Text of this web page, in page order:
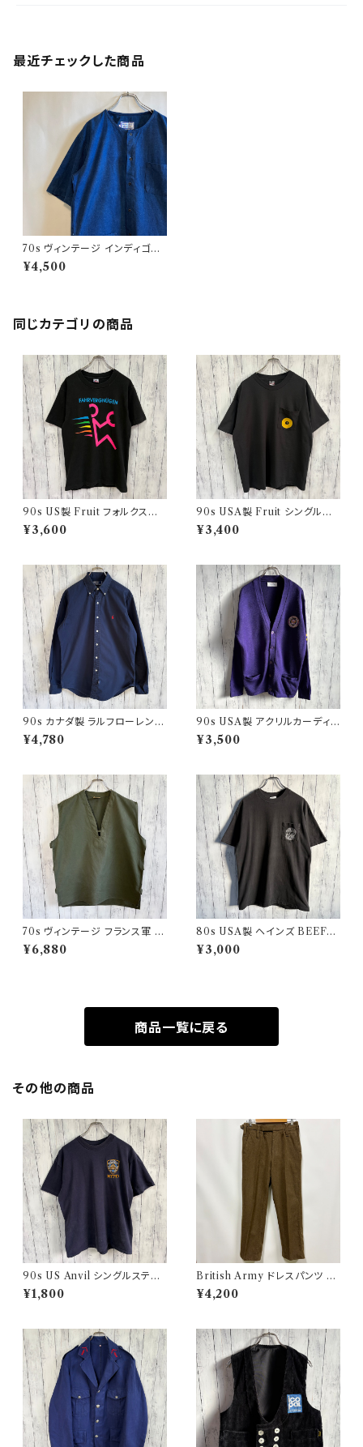
最近チェックした商品
70s ヴィンテージ インディゴコ
ットン ワークシャツ ノーカラー
シャツ ビンテージ
¥4,500
同じカテゴリの商品
90s US製 Fruit フォルクスワ
ーゲン シングルステッチTシャツ
ヴィンテージTシャツ アド 企業
¥3,600
90s USA製 Fruit シングルス
テッチTシャツ ポケットT scree
nstars ヴィンテージ
¥3,400
90s カナダ製 ラルフローレン
ボタンダウンシャツ Ralph Laur
en
¥4,780
90s USA製 アクリルカーディガ
ン レタード 紫 アメリカ製
¥3,500
70s ヴィンテージ フランス軍 G
AOベスト ミリタリーベスト ユ
ーロミリタリー
¥6,880
80s USA製 ヘインズ BEEFY
シングルステッチTシャツ ヴィン
テージTシャツ ポケT
¥3,000
商品一覧に戻る
その他の商品
90s US Anvil シングルステッ
チTシャツ ニューヨーク警察 ヴ
ィンテージ
¥1,800
British Army ドレスパンツ イ
ギリス軍 スラックス ミリタリー
パンツ ウールパンツ2
¥4,200